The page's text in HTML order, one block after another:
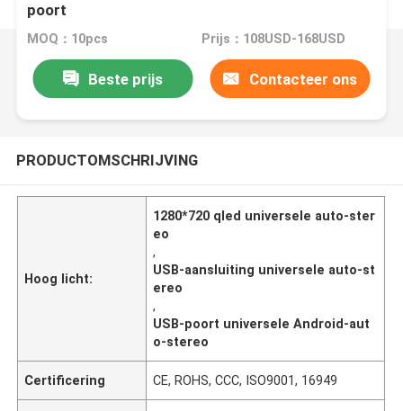
poort
MOQ：10pcs Prijs：108USD-168USD
Beste prijs Contacteer ons
PRODUCTOMSCHRIJVING
Hoog licht:
1280*720 qled universele auto-ster
eo
,
USB-aansluiting universele auto-st
ereo
,
USB-poort universele Android-aut
o-stereo
Certificering CE, ROHS, CCC, ISO9001, 16949